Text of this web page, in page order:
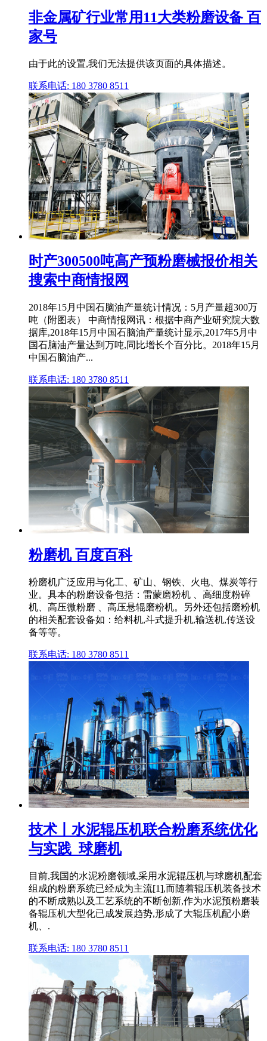
非金属矿行业常用11大类粉磨设备 百
家号
由于此的设置,我们无法提供该页面的具体描述。
联系电话: 180 3780 8511
时产300500吨高产预粉磨械报价相关
搜索中商情报网
2018年15月中国石脑油产量统计情况：5月产量超300万
吨（附图表） 中商情报网讯：根据中商产业研究院大数
据库,2018年15月中国石脑油产量统计显示,2017年5月中
国石脑油产量达到万吨,同比增长个百分比。2018年15月
中国石脑油产...
联系电话: 180 3780 8511
粉磨机 百度百科
粉磨机广泛应用与化工、矿山、钢铁、火电、煤炭等行
业。具本的粉磨设备包括：雷蒙磨粉机 、高细度粉碎
机、高压微粉磨 、高压悬辊磨粉机。另外还包括磨粉机
的相关配套设备如：给料机,斗式提升机,输送机,传送设
备等等。
联系电话: 180 3780 8511
技术丨水泥辊压机联合粉磨系统优化
与实践_球磨机
目前,我国的水泥粉磨领域,采用水泥辊压机与球磨机配套
组成的粉磨系统已经成为主流[1],而随着辊压机装备技术
的不断成熟以及工艺系统的不断创新,作为水泥预粉磨装
备辊压机大型化已成发展趋势,形成了大辊压机配小磨
机、.
联系电话: 180 3780 8511